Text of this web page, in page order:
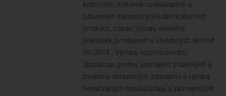
kulturních, kulturně-vzdělávacích a
zábavních zařízení, pořádání kulturních
produkcí, zábav, výstav, veletrhů,
přehlídek, prodejních a obdobných akcí od
06/2018 , Výroba, rozmnožování,
distribuce, prodej, pronájem zvukových a
zvukově-obrazových záznamů a výroba
nenahraných nosičů údajů a záznamů od